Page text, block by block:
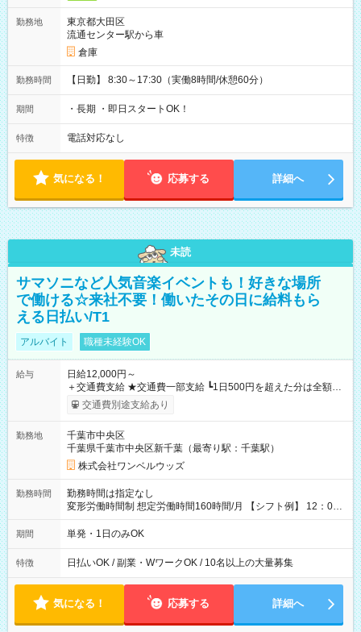
勤務地
東京都大田区
流通センター駅から車
倉庫
勤務時間 【日勤】 8:30～17:30（実働8時間/休憩60分）
期間 ・長期 ・即日スタートOK！
特徴 電話対応なし
気になる！ 応募する 詳細へ
未読
サマソニなど人気音楽イベントも！好きな場所
で働ける☆来社不要！働いたその日に給料もら
える日払い/T1
アルバイト 職種未経験OK
給与
日給12,000円～
＋交通費支給 ★交通費一部支給 ┗1日500円を超えた分は全額支
給！ ※往復500円以内の方は自己負担となります ★日払いOK！
（規定あり） ┗働いたその日に現金GET♪ お仕事後はコンビニ
なし
交通費別途支給あり
勤務地
千葉市中央区
千葉県千葉市中央区新千葉（最寄り駅：千葉駅）
株式会社ワンベルウッズ
勤務時間
勤務時間は指定なし
変形労働時間制 想定労働時間160時間/月 【シフト例】 12：00
～22：00
期間 単発・1日のみOK
特徴 日払いOK / 副業・WワークOK / 10名以上の大量募集
気になる！ 応募する 詳細へ